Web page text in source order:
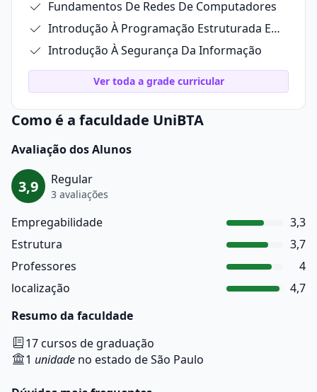
Fundamentos De Redes De Computadores
Introdução À Programação Estruturada Em C
Introdução À Segurança Da Informação
Ver toda a grade curricular
Como é a faculdade UniBTA
Avaliação dos Alunos
3,9 Regular
3 avaliações
Empregabilidade
3,3
Estrutura
3,7
Professores
4
localização
4,7
Resumo da faculdade
17 cursos de graduação
1 unidade no estado de São Paulo